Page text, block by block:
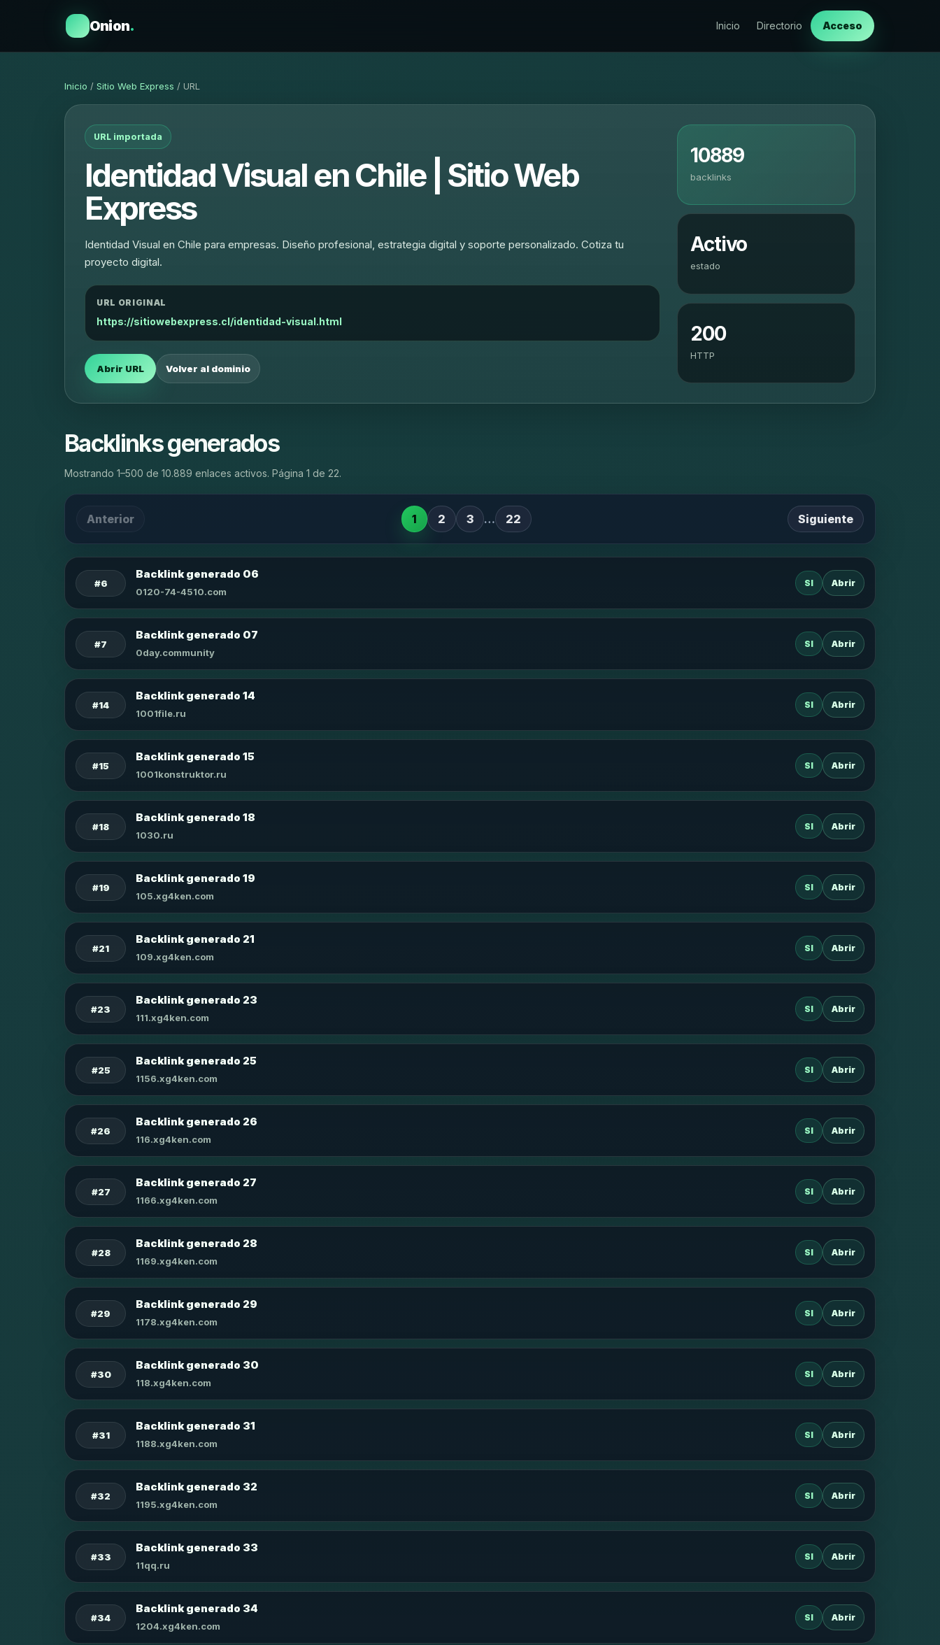
Onion. Inicio Directorio Acceso
Inicio / Sitio Web Express / URL
URL importada
Identidad Visual en Chile | Sitio Web
Express
Identidad Visual en Chile para empresas. Diseño profesional, estrategia digital y soporte personalizado. Cotiza tu
proyecto digital.
URL ORIGINAL
https://sitiowebexpress.cl/identidad-visual.html
Abrir URL Volver al dominio
10889
backlinks
Activo
estado
200
HTTP
Backlinks generados
Mostrando 1–500 de 10.889 enlaces activos. Página 1 de 22.
Anterior 1 2 3 … 22 Siguiente
#6
Backlink generado 06
0120-74-4510.com
SI Abrir
#7
Backlink generado 07
0day.community
SI Abrir
#14
Backlink generado 14
1001file.ru
SI Abrir
#15
Backlink generado 15
1001konstruktor.ru
SI Abrir
#18
Backlink generado 18
1030.ru
SI Abrir
#19
Backlink generado 19
105.xg4ken.com
SI Abrir
#21
Backlink generado 21
109.xg4ken.com
SI Abrir
#23
Backlink generado 23
111.xg4ken.com
SI Abrir
#25
Backlink generado 25
1156.xg4ken.com
SI Abrir
#26
Backlink generado 26
116.xg4ken.com
SI Abrir
#27
Backlink generado 27
1166.xg4ken.com
SI Abrir
#28
Backlink generado 28
1169.xg4ken.com
SI Abrir
#29
Backlink generado 29
1178.xg4ken.com
SI Abrir
#30
Backlink generado 30
118.xg4ken.com
SI Abrir
#31
Backlink generado 31
1188.xg4ken.com
SI Abrir
#32
Backlink generado 32
1195.xg4ken.com
SI Abrir
#33
Backlink generado 33
11qq.ru
SI Abrir
#34
Backlink generado 34
1204.xg4ken.com
SI Abrir